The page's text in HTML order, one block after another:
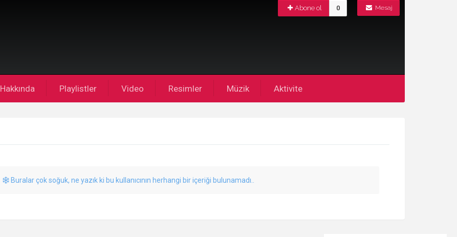
Mesaj
Abone ol 0
Hakkında Playlistler Video Resimler Müzik Aktivite
Buralar çok soğuk, ne yazık ki bu kullanıcının herhangi bir içeriği bulunamadı..